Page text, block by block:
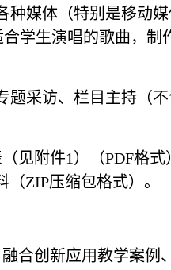
种媒体（特别是移动
学生演唱的歌曲，制
题采访、栏目主持（
见附件1）（PDF格式
（ZIP压缩包格式）。
合创新应用教学案例